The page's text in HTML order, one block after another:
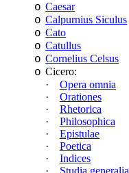
o Caesar
o Calpurnius Siculus
o Cato
o Catullus
o Cornelius Celsus
o Cicero:
·
Opera omnia
·
Orationes
·
Rhetorica
·
Philosophica
·
Epistulae
·
Poetica
·
Indices